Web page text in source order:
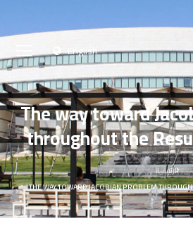
English
The way toward
throughout the
الرئيسية
THE WAY TOWARD JACOBIAN PROBLEM